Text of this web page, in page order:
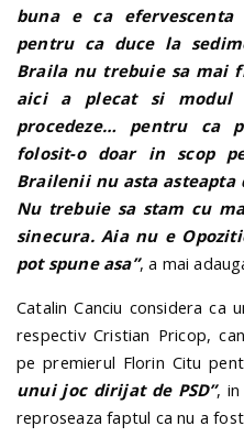
buna e ca
pentru ca duce la
Braila nu trebuie sa mai
aici a plecat si
procedeze… pentru ca
folosit-o doar in scop
Brailenii nu asta
Nu trebuie sa stam cu
sinecura. Aia nu e
pot spune asa”, a mai
Catalin Canciu considera ca
respectiv Cristian Pricop,
pe premierul Florin Citu
unui joc dirijat de PSD”,
reproseaza faptul ca nu a